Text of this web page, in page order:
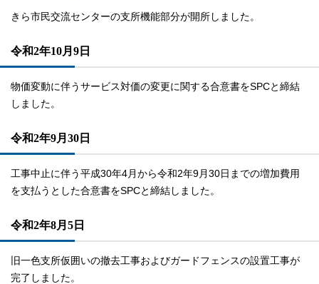
きら市民交流センターの支所機能部分が開所しました。
令和2年10月9日
物価変動に伴うサービス対価の変更に関する合意書をSPCと締結
しました。
令和2年9月30日
工事中止に伴う平成30年4月から令和2年9月30日までの増加費用
を支払うとした合意書をSPCと締結しました。
令和2年8月5日
旧一色支所仮囲いの撤去工事およびガードフェンスの設置工事が
完了しました。